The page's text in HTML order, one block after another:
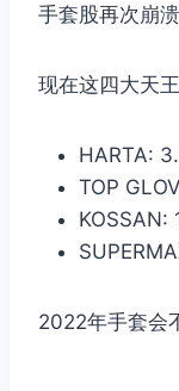
手套股再次崩
现在这四大天
HARTA:
TOP
KOSSAN:
2022年手套会